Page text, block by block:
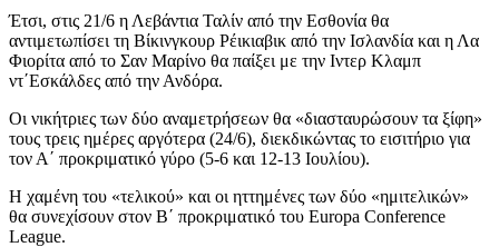
Έτσι, στις 21/6 η Λεβάντια Ταλίν από την Εσθονία θα
αντιμετωπίσει τη Βίκινγκουρ Ρέικιαβικ από την Ισλανδία και η Λα
Φιορίτα από το Σαν Μαρίνο θα παίξει με την Ιντερ Κλαμπ
ντ΄Εσκάλδες από την Ανδόρα.
Οι νικήτριες των δύο αναμετρήσεων θα «διασταυρώσουν τα ξίφη»
τους τρεις ημέρες αργότερα (24/6), διεκδικώντας το εισιτήριο για
τον Α΄ προκριματικό γύρο (5-6 και 12-13 Ιουλίου).
Η χαμένη του «τελικού» και οι ηττημένες των δύο «ημιτελικών»
θα συνεχίσουν στον Β΄ προκριματικό του Europa Conference
League.